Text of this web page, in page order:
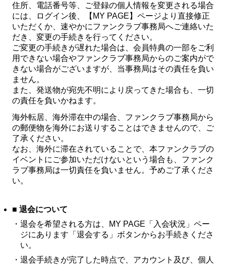
住所、電話番号等、ご登録の個人情報を変更される場合
には、ログイン後、【MY PAGE】ページより直接修正
いただくか、速やかにファンクラブ事務局へご連絡いた
だき、変更の手続きを行ってください。
ご変更の手続きが遅れた場合は、会員特典の一部をご利
用できない場合やファンクラブ事務局からのご案内がで
きない場合がございますが、当事務局はその責任を負い
ません。
また、発送物が宛先不明により戻ってきた場合も、一切
の責任を負いかねます。
海外転居、海外滞在中の場合、ファンクラブ事務局から
の郵便物を海外にお送りすることはできませんので、ご
了承ください。
なお、海外に滞在されていることで、本ファンクラブの
イベントにご参加いただけないという場合も、ファンク
ラブ事務局は一切責任を負いません。予めご了承くださ
い。
■ 退会について
・ 退会を希望される方は、MY PAGE「入会状況」ペー
ジにあります「退会する」ボタンからお手続きくださ
い。
・ 退会手続きが完了した時点で、アカウント及び、個人